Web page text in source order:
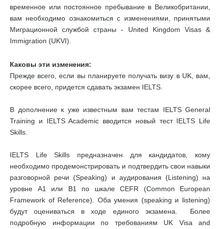
временное или постоянное пребывание в Великобритании,
вам необходимо ознакомиться с изменениями, принятыми
Миграционной службой страны - United Kingdom Visas &
Immigration (UKVI).
Каковы эти изменения:
Прежде всего, если вы планируете получать визу в UK, вам,
скорее всего, придется сдавать экзамен IELTS.
В дополнение к уже известным вам тестам IELTS General
Training и IELTS Academic вводится новый тест IELTS Life
Skills.
IELTS Life Skills предназначен для кандидатов, кому
необходимо продемонстрировать и подтвердить свои навыки
разговорной речи (Speaking) и аудирования (Listening) на
уровне А1 или В1 по шкале CEFR (Common European
Framework of Reference). Оба умения (speaking и listening)
будут оцениваться в ходе единого экзамена. Более
подробную информации по требованиям UK Visa and